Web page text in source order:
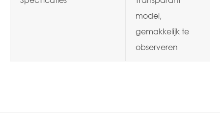
model,
gemakkelijk te
observeren